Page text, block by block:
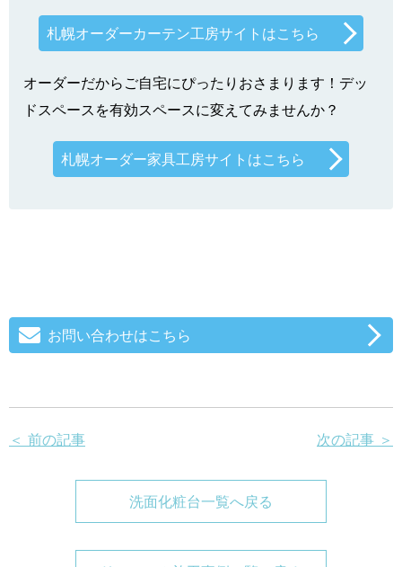
札幌オーダーカーテン工房サイトはこちら
オーダーだからご自宅にぴったりおさまります！デッ
ドスペースを有効スペースに変えてみませんか？
札幌オーダー家具工房サイトはこちら
お問い合わせはこちら
＜ 前の記事 次の記事 ＞
洗面化粧台一覧へ戻る